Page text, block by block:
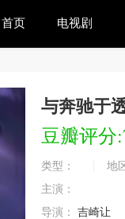
首页 电视剧
与奔驰于
豆瓣评分
类型： 地
主演：
导演：
吉崎让